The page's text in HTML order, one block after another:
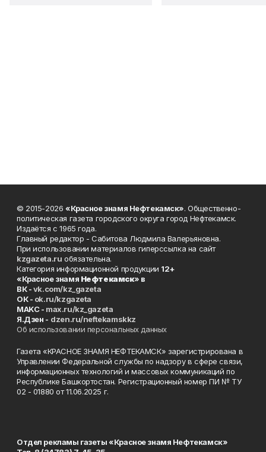
© 2015-2026 «Красное знамя Нефтекамск». Общественно-
политическая газета городского округа город Нефтекамск.
Издаётся с 1965 года.
Главный редактор - Сабитова Людмила Валерьяновна.
При использовании материалов гиперссылка на сайт
kzgazeta.ru обязательна.
Категория информационной продукции 12+
«Красное знамя Нефтекамск» в
ВК -vk.com/kz_gazeta
ОК - ok.ru/kzgazeta
MAKC - max.ru/kz_gazeta
Я.Дзен - dzen.ru/neftekamskkz
Об использовании персональных данных
Газета «КРАСНОЕ ЗНАМЯ НЕФТЕКАМСК» зарегистрирована в
Управлении Федеральной службы по надзору в сфере связи,
информационных технологий и массовых коммуникаций по
Республике Башкортостан. Регистрационный номер ПИ № ТУ
02 - 01880 от 11.06.2025 г.
Отдел рекламы газеты «Красное знамя Нефтекамск»